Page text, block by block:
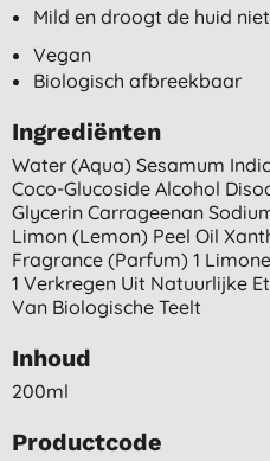
Mild en droogt de huid
Vegan
Biologisch afbreekbaar
Ingrediënten
Water (aqua) Sesamum
Coco-Glucoside Alcohol
Glycerin Carrageenan
Limon (lemon) Peel Oil
Fragrance (parfum) 1
1 Verkregen Uit Natuurlijke
Van Biologische Teelt
Inhoud
200ml
Productcode